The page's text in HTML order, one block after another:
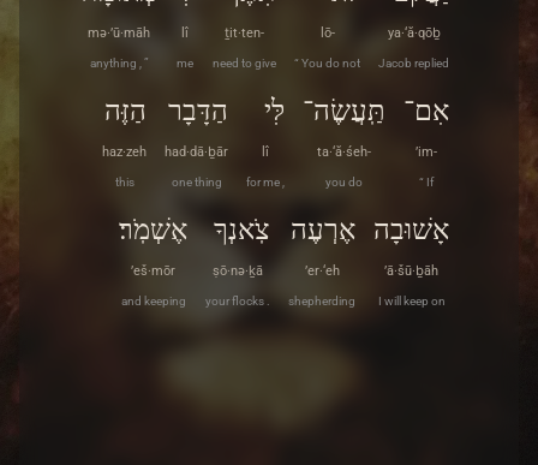
ya·‘ă·qōḇ
Jacob replied
lō-
“ You do not
ṯit·ten-
need to give
lî
me
mə·’ū·māh
anything , ”
אִם־
’im-
“ If
תַּֽעֲשֶׂה־
ta·‘ă·śeh-
you do
לִּי
lî
for me ,
הַדָּבָר
had·dā·ḇār
one thing
הַזֶּה
haz·zeh
this
אָשׁוּבָה
’ā·šū·ḇāh
I will keep on
אֶרְעֶה
’er·‘eh
shepherding
צֹֽאנְךָ
ṣō·nə·ḵā
your flocks .
אֶשְׁמֹֽר׃
’eš·mōr
and keeping